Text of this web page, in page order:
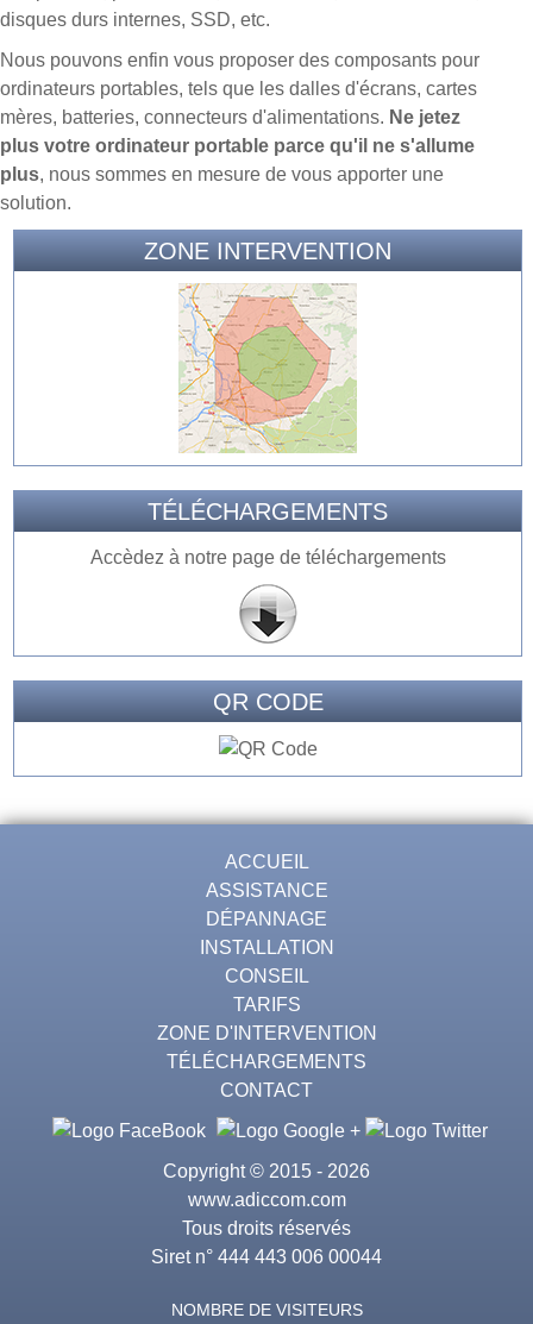
disques durs internes, SSD, etc.
Nous pouvons enfin vous proposer des composants pour
ordinateurs portables, tels que les dalles d'écrans, cartes
mères, batteries, connecteurs d'alimentations. Ne jetez
plus votre ordinateur portable parce qu'il ne s'allume
plus, nous sommes en mesure de vous apporter une
solution.
ZONE INTERVENTION
TÉLÉCHARGEMENTS
Accèdez à notre page de téléchargements
QR CODE
ACCUEIL
ASSISTANCE
DÉPANNAGE
INSTALLATION
CONSEIL
TARIFS
ZONE D'INTERVENTION
TÉLÉCHARGEMENTS
CONTACT
Copyright © 2015 - 2026
www.adiccom.com
Tous droits réservés
Siret n° 444 443 006 00044
NOMBRE DE VISITEURS